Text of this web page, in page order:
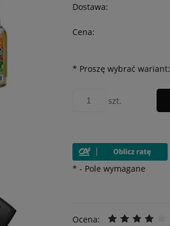
Dostawa:
Cena:
* Proszę wybrać wariant:
szt.
* - Pole wymagane
Ocena: